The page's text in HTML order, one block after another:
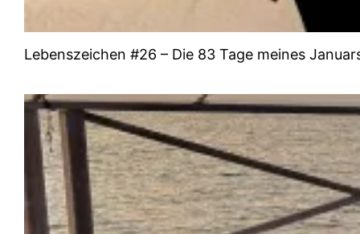
Lebenszeichen #26 – Die 83 Tage meines